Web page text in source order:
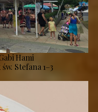
Hami
Stefana 1–3